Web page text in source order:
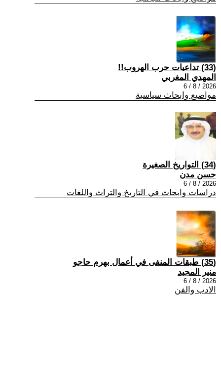
(33) تداعيات حرب الهروب!!
المهدي المغربي
2026 / 8 / 6
مواضيع وابحاث سياسية
(34) التواريخ الصغيرة
حسن مدن
2026 / 8 / 6
دراسات وابحاث في التاريخ والتراث واللغات
(35) طبقات المنفى في أعمال بهرم حاجو
منير المجيد
2026 / 8 / 6
الادب والفن